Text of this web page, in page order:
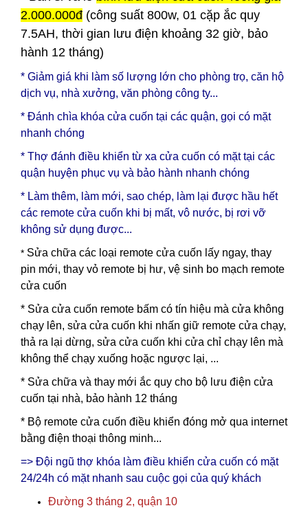
2.000.000đ (công suất 800w, 01 cặp ắc quy
7.5AH, thời gian lưu điện khoảng 32 giờ, bảo
hành 12 tháng)
* Giảm giá khi làm số lượng lớn cho phòng trọ, căn hộ
dịch vụ, nhà xưởng, văn phòng công ty...
* Đánh chìa khóa cửa cuốn tại các quận, gọi có mặt
nhanh chóng
* Thợ đánh điều khiển từ xa cửa cuốn có mặt tại các
quận huyện phục vụ và bảo hành nhanh chóng
* Làm thêm, làm mới, sao chép, làm lại được hầu hết
các remote cửa cuốn khi bị mất, vô nước, bị rơi vỡ
không sử dụng được...
* Sửa chữa các loại remote cửa cuốn lấy ngay, thay
pin mới, thay vỏ remote bị hư, vệ sinh bo mạch remote
cửa cuốn
* Sửa cửa cuốn remote bấm có tín hiệu mà cửa không
chạy lên, sửa cửa cuốn khi nhấn giữ remote cửa chạy,
thả ra lại dừng, sửa cửa cuốn khi cửa chỉ chạy lên mà
không thể chạy xuống hoặc ngược lại, ...
* Sửa chữa và thay mới ắc quy cho bộ lưu điện cửa
cuốn tại nhà, bảo hành 12 tháng
* Bộ remote cửa cuốn điều khiển đóng mở qua internet
bằng điện thoại thông minh...
=> Đội ngũ thợ khóa làm điều khiển cửa cuốn có mặt
24/24h có mặt nhanh sau cuộc gọi của quý khách
Đường 3 tháng 2, quận 10